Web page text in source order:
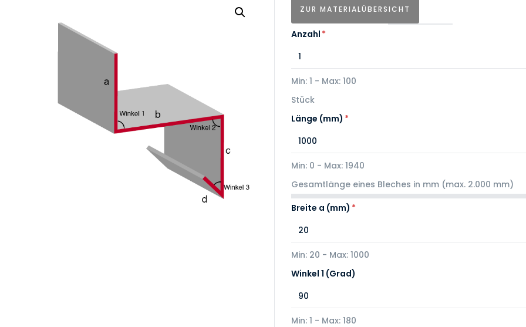
ZUR MATERIALÜBERSICHT
Anzahl *
Min: 1 - Max: 100
Stück
Länge (mm) *
Min: 0 - Max: 1940
Gesamtlänge eines Bleches in mm (max. 2.000 mm)
Breite a (mm) *
Min: 20 - Max: 1000
Winkel 1 (Grad)
Min: 1 - Max: 180